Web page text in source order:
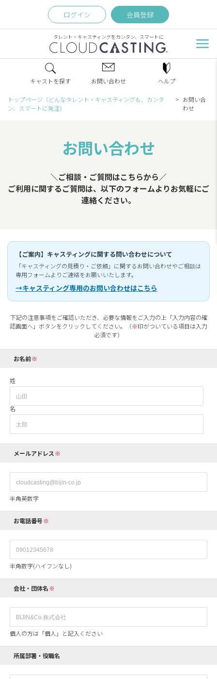
ログイン 会員登録
タレント・キャスティングをカンタン、スマートに
キャストを探す お問い合わせ ヘルプ
トップページ（どんなタレント・キャスティングも、カンタ
ン、スマートに発注）
お問い合
わせ
お問い合わせ
＼ご相談・ご質問はこちらから／
ご利用に関するご質問は、以下のフォームよりお気軽にご
連絡ください。
【ご案内】キャスティングに関する問い合わせについて
「キャスティングの見積り・ご依頼」に関するお問い合わせやご相談は
専用フォームよりご連絡をお願いいたします。
→キャスティング専用のお問い合わせはこちら
下記の注意事項をご確認いただき、必要な情報をご入力の上「入力内容の確
認画面へ」ボタンをクリックしてください。（※印がついている項目は入力
必須です）
お名前
姓
名
メールアドレス
半角英数字
お電話番号
半角数字(ハイフンなし)
会社・団体名
個人の方は「個人」と記入ください
所属部署・役職名